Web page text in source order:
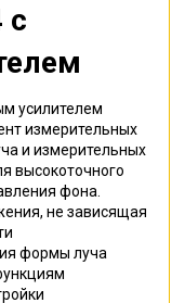
с
усилителем
измерительных
и измерительных
высокоточного
фона.
не зависящая
формы луча